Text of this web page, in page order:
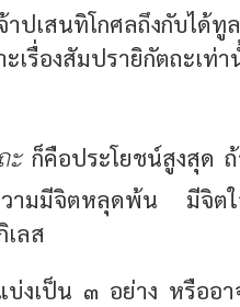
สนทิโกศลถึงกับได้ทูล
เรื่องสัมปรายิกัตถะเท่
ะก็คือประโยชน์สูงสุด
มมีจิตหลุดพ้น มีจิตใจ
เลส
งเป็น ๓ อย่าง หรืออา